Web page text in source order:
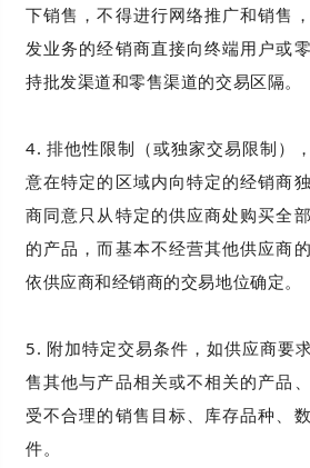
下销售，不得进行网络推广和销售
发业务的经销商直接向终端用户或
持批发渠道和零售渠道的交易区隔。
4. 排他性限制（或独家交易限制）
意在特定的区域内向特定的经销商
商同意只从特定的供应商处购买全
的产品，而基本不经营其他供应商
依供应商和经销商的交易地位确定。
5. 附加特定交易条件，如供应商要
售其他与产品相关或不相关的产品
受不合理的销售目标、库存品种、
件。